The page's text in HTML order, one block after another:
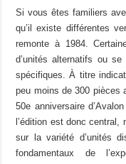
Si vous êtes familiers
qu’il existe différentes
remonte à 1984.
d’unités alternatifs ou se
spécifiques. À titre
peu moins de 300 pièces
50e anniversaire
l’édition est donc central,
sur la variété d’unités
fondamentaux de